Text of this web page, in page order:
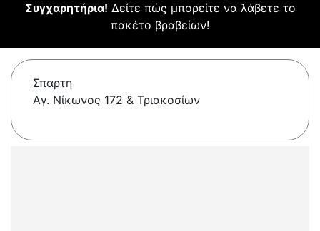
Συγχαρητήρια! Δείτε πώς μπορείτε να λάβετε το
πακέτο βραβείων!
Σπαρτη
Αγ. Νίκωνος 172 & Τριακοσίων